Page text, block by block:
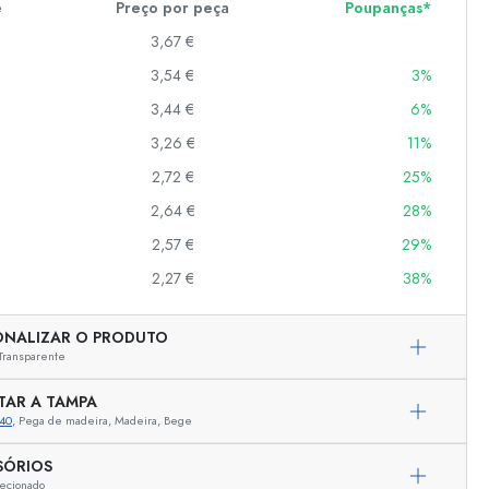
Preço por peça
Poupanças*
3,67 €
3,54 €
3%
3,44 €
6%
3,26 €
11%
2,72 €
25%
2,64 €
28%
2,57 €
29%
2,27 € 38%
O PRODUTO
A TAMPA
, Pega de madeira, Madeira, Bege